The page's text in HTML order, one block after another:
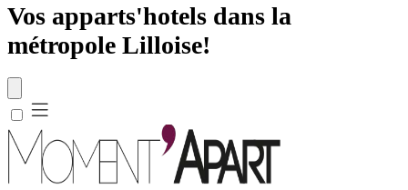
Vos apparts'hotels dans la
métropole Lilloise!